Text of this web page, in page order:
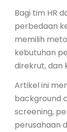
Bagi tim HR
perbedaan
memilih
kebutuhan
direkrut, dan
Artikel ini
background
screening,
perusahaan